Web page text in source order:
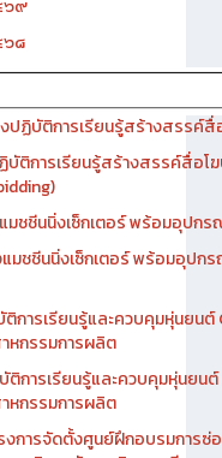
๖๙
๖๘
ปฏิบัติการเรียนรู้สร้างสรรค์
ติการเรียนรู้สร้างสรรค์สื่อโ
มชชีนนิ่งเซ็กเตอร์ พร้อมอุปก
มชชีนนิ่งเซ็กเตอร์ พร้อมอุปก
การเรียนรู้และควบคุมหุ่นยน
หกรรมการผลิต
การเรียนรู้และควบคุมหุ่นยน
หกรรมการผลิต